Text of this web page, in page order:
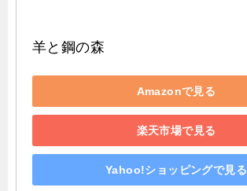
羊と鋼の森
Amazonで見る
楽天市場で見る
Yahoo!ショッピングで見る